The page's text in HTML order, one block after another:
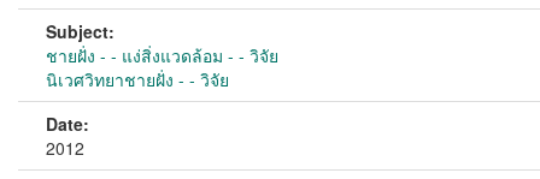
Subject:
ชายฝั่ง - - แง่สิ่งแวดล้อม - - วิจัย
นิเวศวิทยาชายฝั่ง - - วิจัย
Date:
2012